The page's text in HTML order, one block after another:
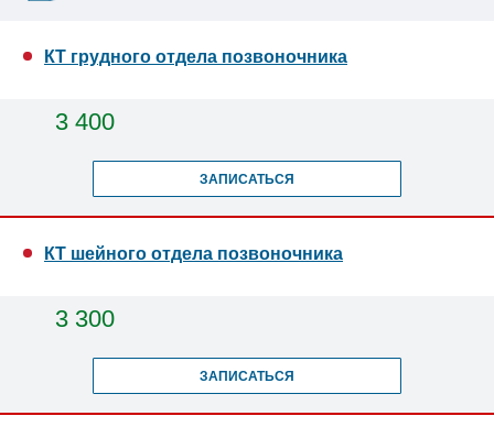
КТ грудного отдела позвоночника
3 400
ЗАПИСАТЬСЯ
КТ шейного отдела позвоночника
3 300
ЗАПИСАТЬСЯ